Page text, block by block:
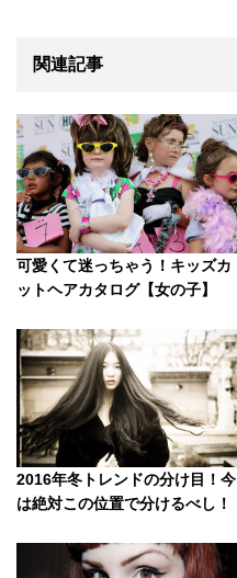
関連記事
可愛くて迷っちゃう！キッズカ
ットヘアカタログ【女の子】
2016年冬トレンドの分け目！今
は絶対この位置で分けるべし！